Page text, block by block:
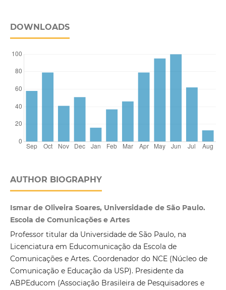
DOWNLOADS
AUTHOR BIOGRAPHY
Ismar de Oliveira Soares, Universidade de São Paulo.
Escola de Comunicações e Artes
Professor titular da Universidade de São Paulo, na
Licenciatura em Educomunicação da Escola de
Comunicações e Artes. Coordenador do NCE (Núcleo de
Comunicação e Educação da USP). Presidente da
ABPEducom (Associação Brasileira de Pesquisadores e